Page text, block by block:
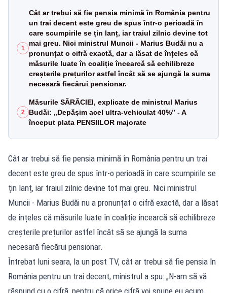
1
Cât ar trebui să fie pensia minimă în România pentru
un trai decent este greu de spus într-o perioadă în
care scumpirile se țin lanț, iar traiul zilnic devine tot
mai greu. Nici ministrul Muncii - Marius Budăi nu a
pronunțat o cifră exactă, dar a lăsat de înțeles că
măsurile luate în coaliție încearcă să echilibreze
creșterile prețurilor astfel încât să se ajungă la suma
necesară fiecărui pensionar.
2
Măsurile SĂRĂCIEI, explicate de ministrul Marius
Budăi: „Depăşim acel ultra-vehiculat 40%” - A
început plata PENSIILOR majorate
Cât ar trebui să fie pensia minimă în România pentru un trai
decent este greu de spus într-o perioadă în care scumpirile se
țin lanț, iar traiul zilnic devine tot mai greu. Nici ministrul
Muncii - Marius Budăi nu a pronunțat o cifră exactă, dar a lăsat
de înțeles că măsurile luate în coaliție încearcă să echilibreze
creșterile prețurilor astfel încât să se ajungă la suma
necesară fiecărui pensionar.
Întrebat luni seara, la un post TV, cât ar trebui să fie pensia în
România pentru un trai decent, ministrul a spu: „N-am să vă
răspund cu o cifră, pentru că orice cifră voi spune eu acum